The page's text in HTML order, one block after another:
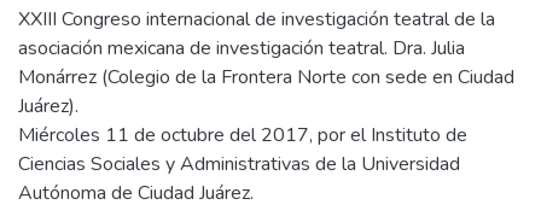
XXIII Congreso internacional de investigación teatral de la
asociación mexicana de investigación teatral. Dra. Julia
Monárrez (Colegio de la Frontera Norte con sede en Ciudad
Juárez).
Miércoles 11 de octubre del 2017, por el Instituto de
Ciencias Sociales y Administrativas de la Universidad
Autónoma de Ciudad Juárez.